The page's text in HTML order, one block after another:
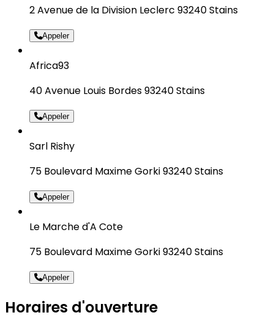
2 Avenue de la Division Leclerc 93240 Stains
Appeler
Africa93
40 Avenue Louis Bordes 93240 Stains
Appeler
Sarl Rishy
75 Boulevard Maxime Gorki 93240 Stains
Appeler
Le Marche d'A Cote
75 Boulevard Maxime Gorki 93240 Stains
Appeler
Horaires d'ouverture